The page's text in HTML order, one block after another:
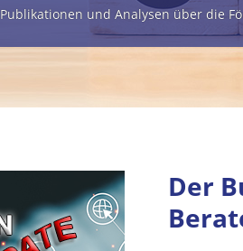
Publikationen und Analysen über die
Der